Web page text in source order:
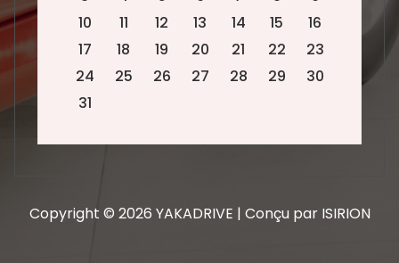
10
11 12 13 14 15
16
17
18 19 20 21 22
23
24
25 26 27 28 29
30
31
Copyright © 2026 YAKADRIVE | Conçu par ISIRION